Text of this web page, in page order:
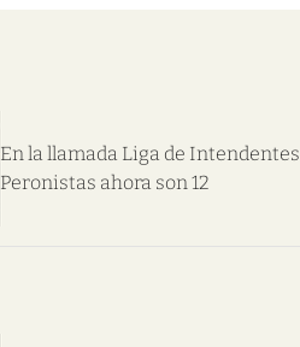
En la llamada Liga de Intendentes
Peronistas ahora son 12